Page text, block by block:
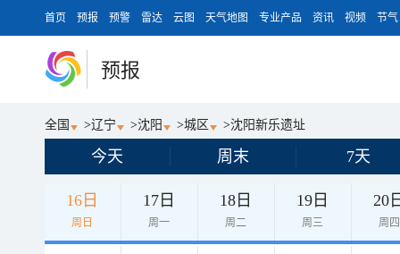
首页 预报 预警 雷达 云图 天气地图 专业产品 资讯 视频 节气
预报
全国 >辽宁 >沈阳 >城区 >沈阳新乐遗址
今天 周末 7天
16日
周日
17日
周一
18日
周二
19日
周三
20
周四